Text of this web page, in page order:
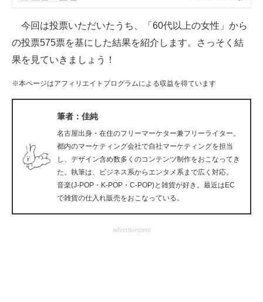
製造業のIT導入・活用を支援
モノづくり技術者専門サイト
エレクトロニクス専門サイト
電子設計の基本と応用
エネルギーの専門メディア
建設×テクノロジーの最前線
ちょっと気になるネットの話題
今回は投票いただいたうち、「60代以上の女性」から
の投票575票を基にした結果を紹介します。さっそく結
果を見ていきましょう！
※本ページはアフィリエイトプログラムによる収益を得ています
筆者：佳純
名古屋出身・在住のフリーマーケター兼フリーライター。
都内のマーケティング会社で自社マーケティングを担当
し、デザイン含め数多くのコンテンツ制作をおこなってき
た。執筆は、ビジネス系からエンタメ系まで広く対応。
音楽(J-POP・K-POP・C-POP)と雑貨が好き。最近はEC
で雑貨の仕入れ販売をおこなっている。
advertisement